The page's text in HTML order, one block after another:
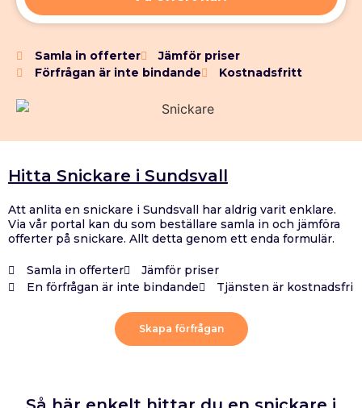
Samla in offerter
Jämför priser
Förfrågan är inte bindande
Kostnadsfritt
Hitta Snickare i Sundsvall
Att anlita en snickare i Sundsvall har aldrig varit enklare.
Via vår portal kan du som beställare samla in och jämföra
offerter på snickare. Allt detta genom ett enda formulär.
Samla in offerter
Jämför priser
En förfrågan är inte bindande
Tjänsten är kostnadsfri
Skapa förfrågan